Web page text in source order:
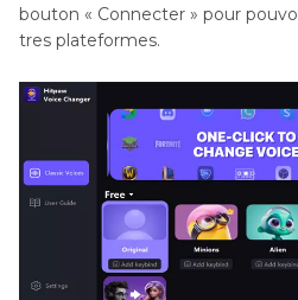
bouton « Connecter » pour
tres plateformes.